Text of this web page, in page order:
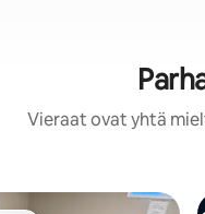
Vieraat ovat yhtä